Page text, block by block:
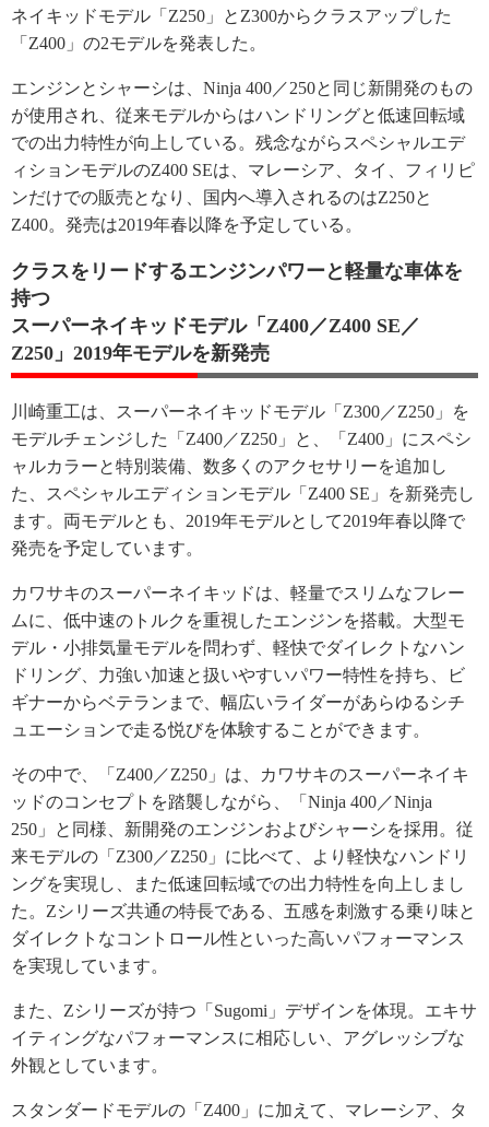
ネイキッドモデル「Z250」とZ300からクラスアップした
「Z400」の2モデルを発表した。
エンジンとシャーシは、Ninja 400／250と同じ新開発のもの
が使用され、従来モデルからはハンドリングと低速回転域
での出力特性が向上している。残念ながらスペシャルエデ
ィションモデルのZ400 SEは、マレーシア、タイ、フィリピ
ンだけでの販売となり、国内へ導入されるのはZ250と
Z400。発売は2019年春以降を予定している。
クラスをリードするエンジンパワーと軽量な車体を
持つ
スーパーネイキッドモデル「Z400／Z400 SE／
Z250」2019年モデルを新発売
川崎重工は、スーパーネイキッドモデル「Z300／Z250」を
モデルチェンジした「Z400／Z250」と、「Z400」にスペシ
ャルカラーと特別装備、数多くのアクセサリーを追加し
た、スペシャルエディションモデル「Z400 SE」を新発売し
ます。両モデルとも、2019年モデルとして2019年春以降で
発売を予定しています。
カワサキのスーパーネイキッドは、軽量でスリムなフレー
ムに、低中速のトルクを重視したエンジンを搭載。大型モ
デル・小排気量モデルを問わず、軽快でダイレクトなハン
ドリング、力強い加速と扱いやすいパワー特性を持ち、ビ
ギナーからベテランまで、幅広いライダーがあらゆるシチ
ュエーションで走る悦びを体験することができます。
その中で、「Z400／Z250」は、カワサキのスーパーネイキ
ッドのコンセプトを踏襲しながら、「Ninja 400／Ninja
250」と同様、新開発のエンジンおよびシャーシを採用。従
来モデルの「Z300／Z250」に比べて、より軽快なハンドリ
ングを実現し、また低速回転域での出力特性を向上しまし
た。Zシリーズ共通の特長である、五感を刺激する乗り味と
ダイレクトなコントロール性といった高いパフォーマンス
を実現しています。
また、Zシリーズが持つ「Sugomi」デザインを体現。エキサ
イティングなパフォーマンスに相応しい、アグレッシブな
外観としています。
スタンダードモデルの「Z400」に加えて、マレーシア、タ